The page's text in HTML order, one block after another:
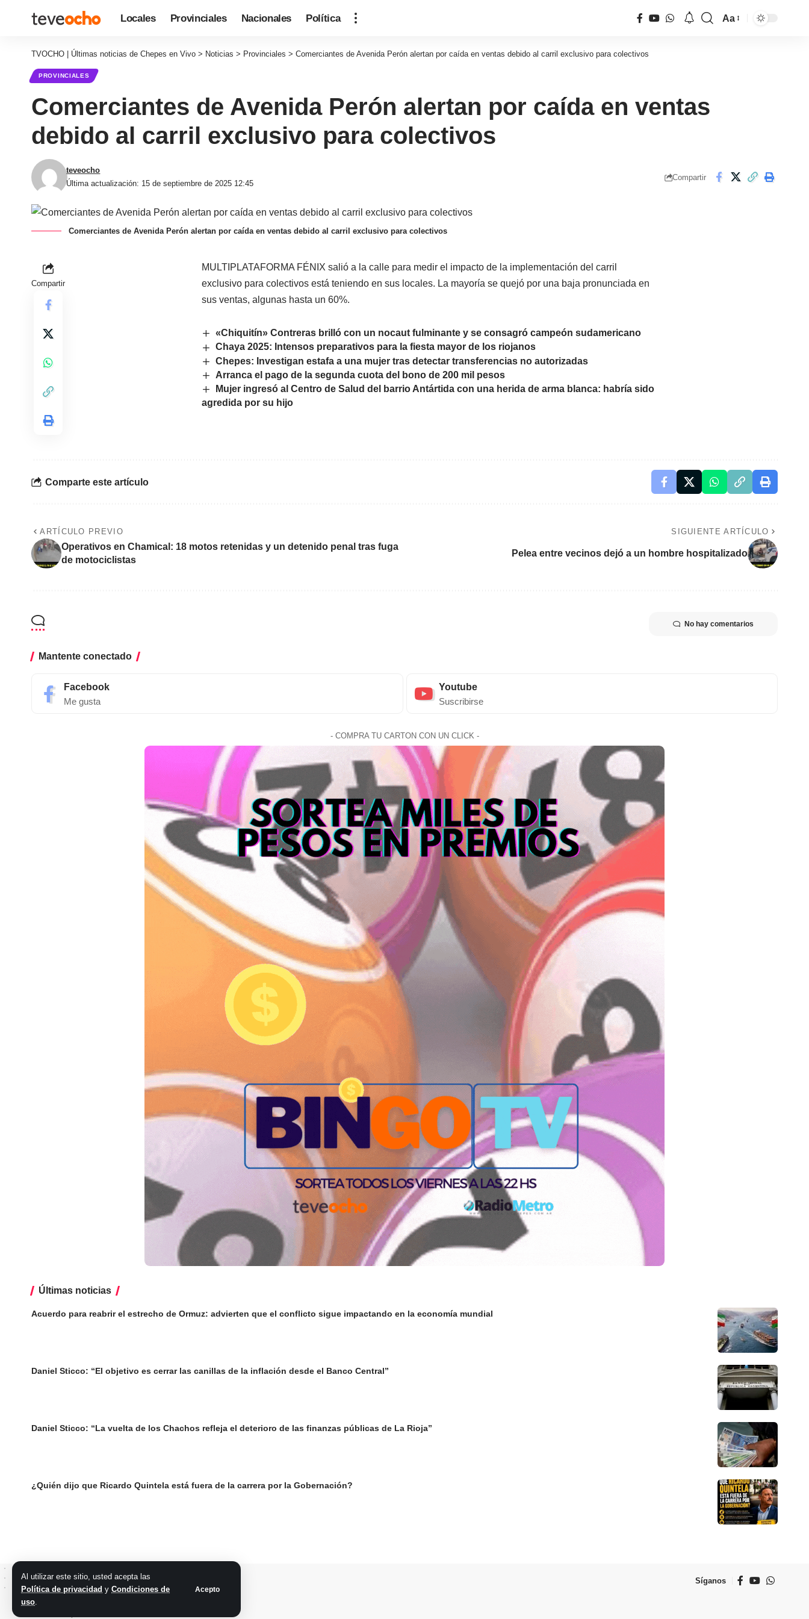
Al utilizar este sitio, usted acepta las
Política de privacidad y Condiciones de
uso.
Acepto
Locales Provinciales Nacionales Política Aa
TVOCHO | Últimas noticias de Chepes en Vivo > Noticias > Provinciales > Comerciantes de Avenida Perón alertan por caída en ventas debido al carril exclusivo para colectivos
PROVINCIALES
Comerciantes de Avenida Perón alertan por caída en ventas
debido al carril exclusivo para colectivos
Última actualización: 15 de septiembre de 2025 12:45
teveocho
Compartir
Comerciantes de Avenida Perón alertan por caída en ventas debido al carril exclusivo para colectivos
Compartir
MULTIPLATAFORMA FÉNIX salió a la calle para medir el impacto de la implementación del carril
exclusivo para colectivos está teniendo en sus locales. La mayoría se quejó por una baja pronunciada en
sus ventas, algunas hasta un 60%.
«Chiquitín» Contreras brilló con un nocaut fulminante y se consagró campeón sudamericano
Chaya 2025: Intensos preparativos para la fiesta mayor de los riojanos
Chepes: Investigan estafa a una mujer tras detectar transferencias no autorizadas
Arranca el pago de la segunda cuota del bono de 200 mil pesos
Mujer ingresó al Centro de Salud del barrio Antártida con una herida de arma blanca: habría sido
agredida por su hijo
Comparte este artículo
ARTÍCULO PREVIO
Operativos en Chamical: 18 motos retenidas y un detenido penal tras fuga
de motociclistas
SIGUIENTE ARTÍCULO
Pelea entre vecinos dejó a un hombre hospitalizado
No hay comentarios
Mantente conectado
Facebook
Me gusta
Youtube
Suscribirse
- COMPRA TU CARTON CON UN CLICK -
Últimas noticias
Acuerdo para reabrir el estrecho de Ormuz: advierten que el conflicto sigue impactando en la economía mundial
Daniel Sticco: “El objetivo es cerrar las canillas de la inflación desde el Banco Central”
Daniel Sticco: “La vuelta de los Chachos refleja el deterioro de las finanzas públicas de La Rioja”
¿Quién dijo que Ricardo Quintela está fuera de la carrera por la Gobernación?
Síganos